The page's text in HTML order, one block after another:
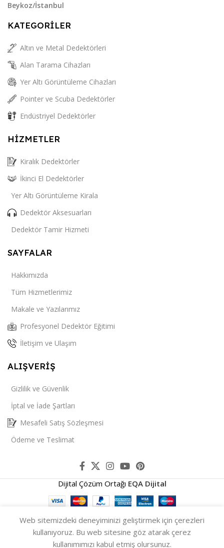
Beykoz/İstanbul
KATEGORİLER
Altın ve Metal Dedektörleri
Alan Tarama Cihazları
Yer Altı Görüntüleme Cihazları
Pointer ve Scuba Dedektörler
Endüstriyel Dedektörler
HİZMETLER
Kiralık Dedektörler
İkinci El Dedektörler
Yer Altı Görüntüleme Kirala
Dedektör Aksesuarları
Dedektör Tamir Hizmeti
SAYFALAR
Hakkımızda
Tüm Hizmetlerimiz
Makale ve Yazılarımız
Profesyonel Dedektör Eğitimi
İletişim ve Ulaşım
ALIŞVERİŞ
Gizlilik ve Güvenlik
İptal ve İade Şartları
Mesafeli Satış Sözleşmesi
Ödeme ve Teslimat
Dijital Çözüm Ortağı EQA Dijital
Web sitemizdeki deneyiminizi geliştirmek için çerezleri
kullanıyoruz. Bu web sitesine göz atarak çerez
kullanımımızı kabul etmiş olursunuz.
Alan Tarama
Cihazı
21.000,00₺
0